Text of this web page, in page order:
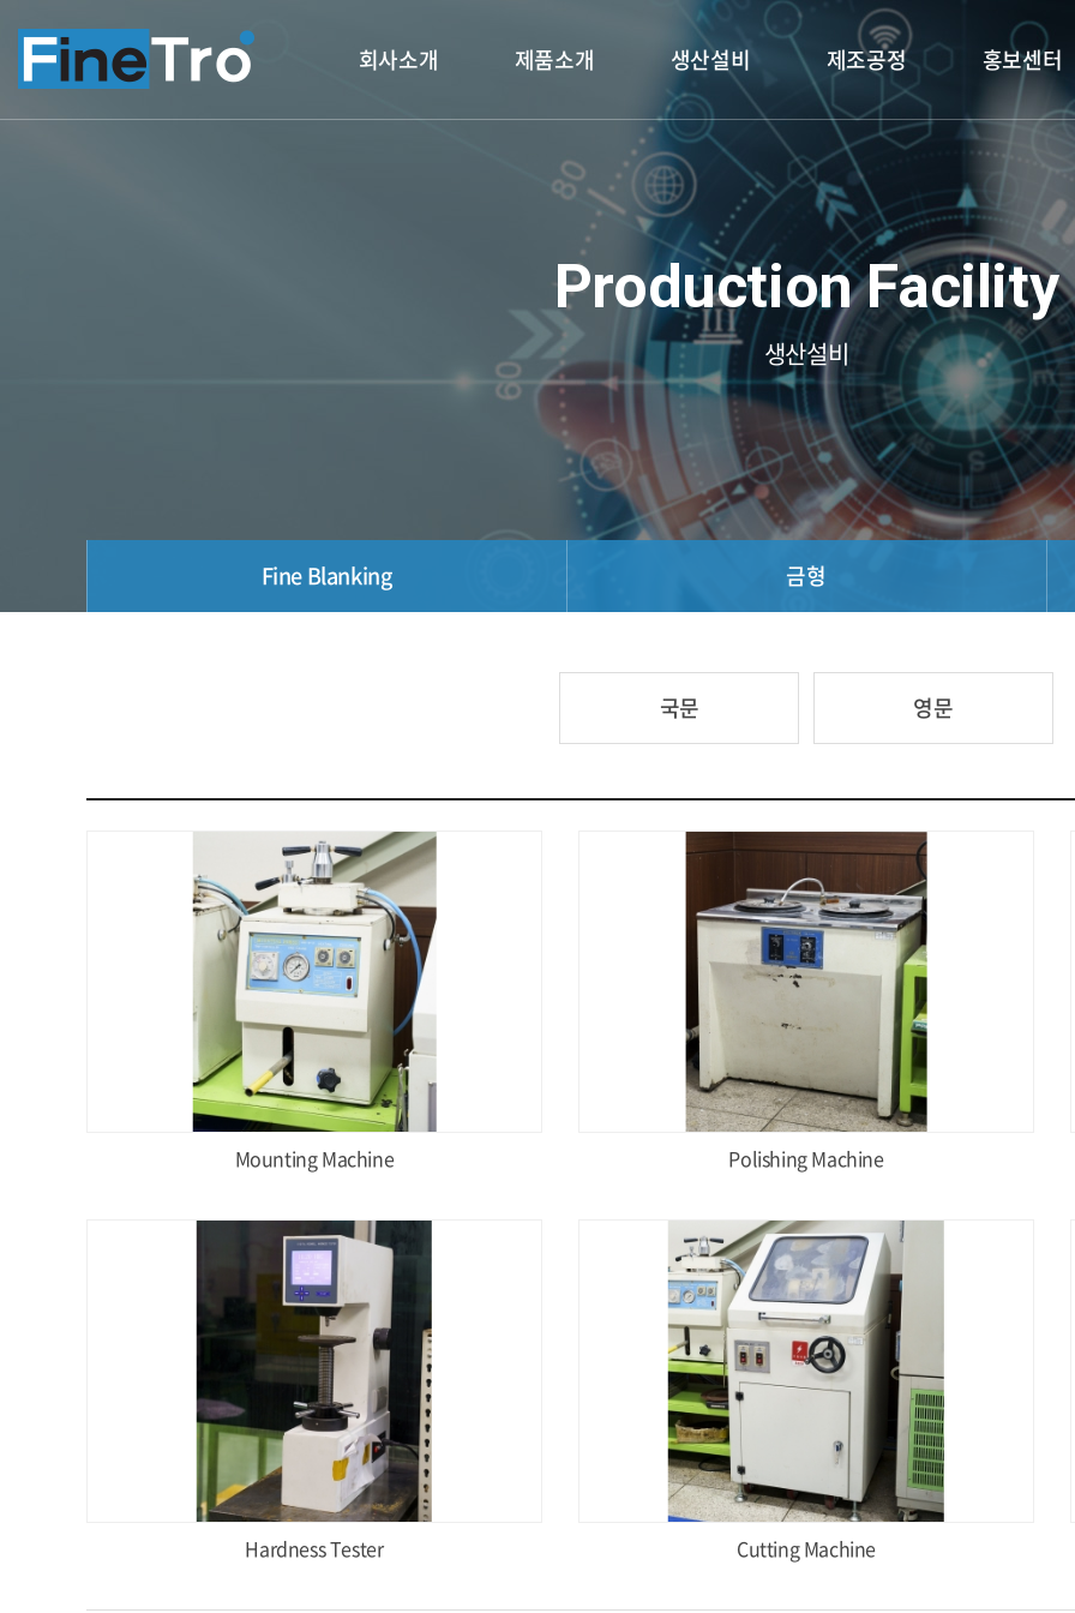
회사소개 제품소개
Fine Blanking
제품
생산설비
Fine Blanking
검사장비
제조공정
Brake Backplate
홍보센터
홍보 동영상
Production Facility
생산설비
Fine Blanking 금형
국문 영문
Mounting Machine Polishing Machine
Hardness Tester Cutting Machine